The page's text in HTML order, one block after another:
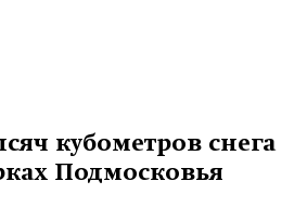
кубометров снега
Подмосковья